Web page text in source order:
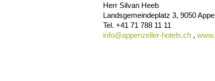
Herr Silvan Heeb
Landsgemeindeplatz 3, 9050
Tel. +41 71 788 11 11
info@appenzeller-hotels.ch ,